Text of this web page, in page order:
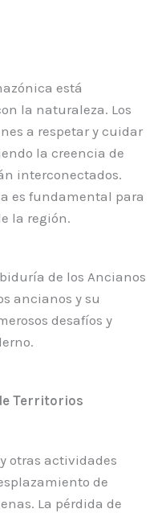
está
la naturaleza. Los
a respetar y cuidar
la creencia de
interconectados.
es fundamental para
la región.
de los Ancianos
ancianos y su
desafíos y
Territorios
otras actividades
de
La pérdida de